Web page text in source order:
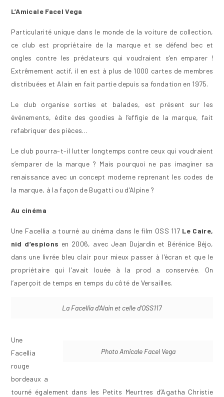
L’Amicale Facel Vega
Particularité unique dans le monde de la voiture de collection,
ce club est propriétaire de la marque et se défend bec et
ongles contre les prédateurs qui voudraient s’en emparer !
Extrêmement actif, il en est à plus de 1000 cartes de membres
distribuées et Alain en fait partie depuis sa fondation en 1975.
Le club organise sorties et balades, est présent sur les
événements, édite des goodies à l’effigie de la marque, fait
refabriquer des pièces…
Le club pourra-t-il lutter longtemps contre ceux qui voudraient
s’emparer de la marque ? Mais pourquoi ne pas imaginer sa
renaissance avec un concept moderne reprenant les codes de
la marque, à la façon de Bugatti ou d’Alpine ?
Au cinéma
Une Facellia a tourné au cinéma dans le film OSS 117 Le Caire,
nid d’espions en 2006, avec Jean Dujardin et Bérénice Béjo,
dans une livrée bleu clair pour mieux passer à l’écran et que le
propriétaire qui l’avait louée à la prod a conservée. On
l’aperçoit de temps en temps du côté de Versailles.
La Facellia d’Alain et celle d’OSS117
Photo Amicale Facel Vega
Une
Facellia
rouge
bordeaux a
tourné également dans les Petits Meurtres d’Agatha Christie